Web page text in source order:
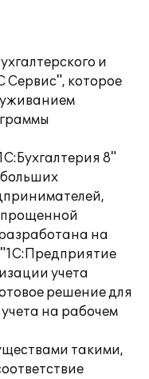
и
Сервис", которое
8"
на
"1С:Предприятие
учета
решение для
учета на рабочем
такими,